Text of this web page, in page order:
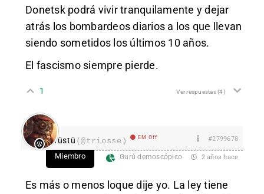
Donetsk podrá vivir tranquilamente y dejar
atrás los bombardeos diarios a los que llevan
siendo sometidos los últimos 10 años.
El fascismo siempre pierde.
1 Ver respuestas(4)
Tüstü (@triosse) EM Off #2799678
Miembro Gurú demoscópico 2 años hace
Es más o menos loque dije yo. La ley tiene